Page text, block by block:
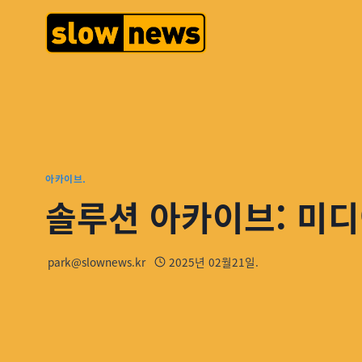
아카이브.
솔루션 아카이브: 미
park@slownews.kr 2025년 02월21일.